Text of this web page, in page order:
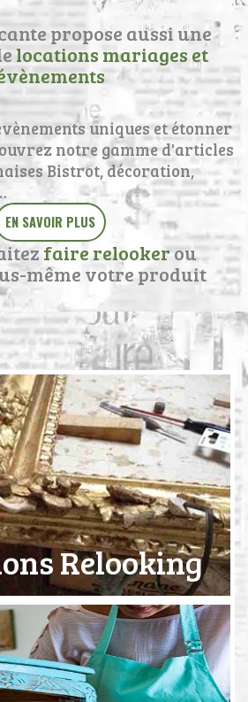
propose aussi une
locations mariages et
uniques et étonner
notre gamme d'articles
Bistrot, décoration,
EN SAVOIR PLUS
faire relookerou
même votre produit
Relooking